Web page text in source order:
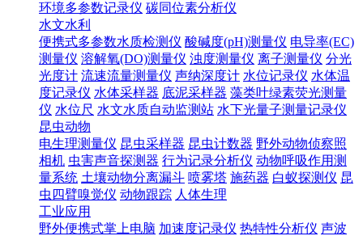
环境多参数记录仪 碳同位素分析仪
水文水利
便携式多参数水质检测仪 酸碱度(pH)测量仪 电导率(EC)
测量仪 溶解氧(DO)测量仪 浊度测量仪 离子测量仪 分光
光度计 流速流量测量仪 声纳深度计 水位记录仪 水体温
度记录仪 水体采样器 底泥采样器 藻类叶绿素荧光测量
仪 水位尺 水文水质自动监测站 水下光量子测量记录仪
昆虫动物
电生理测量仪 昆虫采样器 昆虫计数器 野外动物侦察照
相机 虫害声音探测器 行为记录分析仪 动物呼吸作用测
量系统 土壤动物分离漏斗 喷雾塔 施药器 白蚁探测仪 昆
虫四臂嗅觉仪 动物跟踪 人体生理
工业应用
野外便携式掌上电脑 加速度记录仪 热特性分析仪 声波